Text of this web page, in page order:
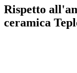
Rispetto
ceramica